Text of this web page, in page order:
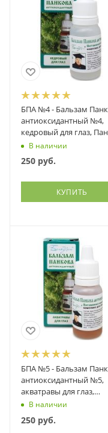
БПА №4 - Бальзам
антиоксидантный №4,
кедровый для глаз,
Медсервис, 10 мл
В наличии
250 руб.
КУПИТЬ
БПА №5 - Бальзам
антиоксидантный №5,
акватравы для глаз,
Панков Медсервис, 10
В наличии
250 руб.